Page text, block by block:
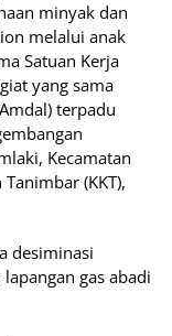
minyak dan
melalui anak
Satuan Kerja
yang sama
terpadu
Kecamatan
(KKT),
desiminasi
gas abadi